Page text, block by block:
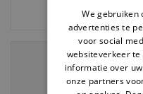
Vor 22:00
We gebruiken
advertenties te
voor social
websiteverkeer te
informatie over
onze partners